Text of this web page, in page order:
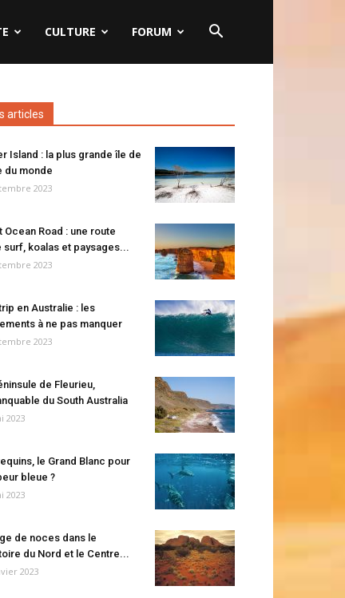
CULTURE FORUM
articles
Island : la plus grande île de
du monde
2023
Ocean Road : une route
surf, koalas et paysages...
2023
en Australie : les
à ne pas manquer
2023
de Fleurieu,
du South Australia
2023
le Grand Blanc pour
bleue ?
2023
de noces dans le
du Nord et le Centre...
2023